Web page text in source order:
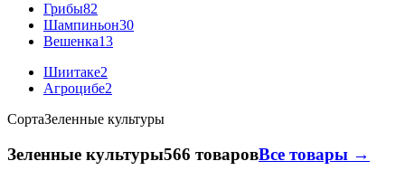
Грибы82
Шампиньон30
Вешенка13
Шиитаке2
Агроцибе2
СортаЗеленные культуры
Зеленные культуры566 товаровВсе товары →